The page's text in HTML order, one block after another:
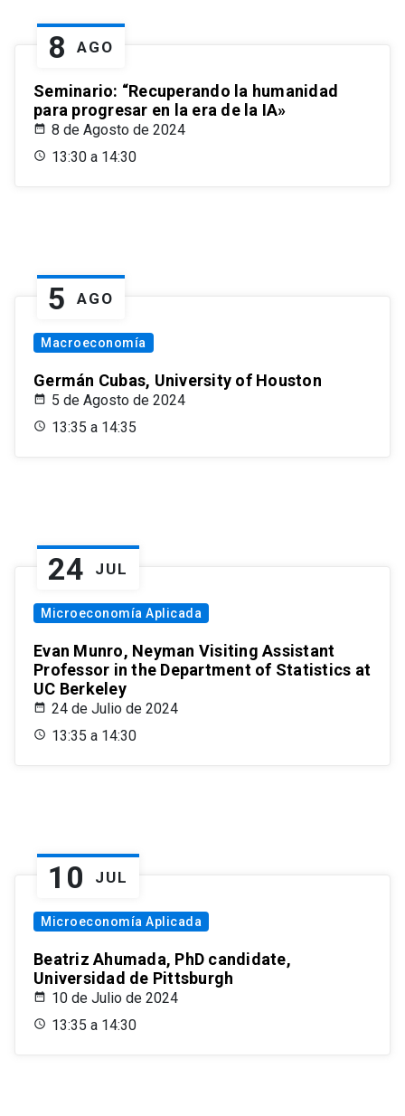
8 AGO
Seminario: “Recuperando la humanidad
para progresar en la era de la IA»
8 de Agosto de 2024
13:30 a 14:30
5 AGO
Macroeconomía
Germán Cubas, University of Houston
5 de Agosto de 2024
13:35 a 14:35
24 JUL
Microeconomía Aplicada
Evan Munro, Neyman Visiting Assistant
Professor in the Department of Statistics at
UC Berkeley
24 de Julio de 2024
13:35 a 14:30
10 JUL
Microeconomía Aplicada
Beatriz Ahumada, PhD candidate,
Universidad de Pittsburgh
10 de Julio de 2024
13:35 a 14:30